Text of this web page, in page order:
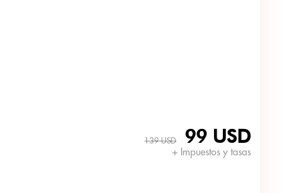
139 USD 99 USD
+ Impuestos y tasas